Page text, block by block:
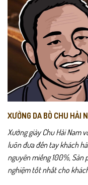
Chất vải thun lạnh co
không hề bí hay khó chịu.
cho cảm giác thoáng –
có
thể
được
chọn
phẩm
XƯỞNG DA BÒ CHU HẢI
Xưởng giày Chu Hải Nam
luôn đưa đến tay khách
nguyên miếng 100%, Sản
nghiệm tốt nhất cho